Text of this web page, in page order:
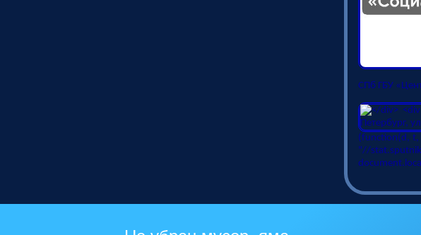
СПб ГБУ
(function(d, t,
"//